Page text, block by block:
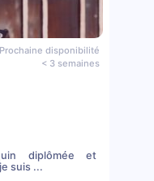
Prochaine disponibilité
< 3 semaines
diplômée et
suis ...